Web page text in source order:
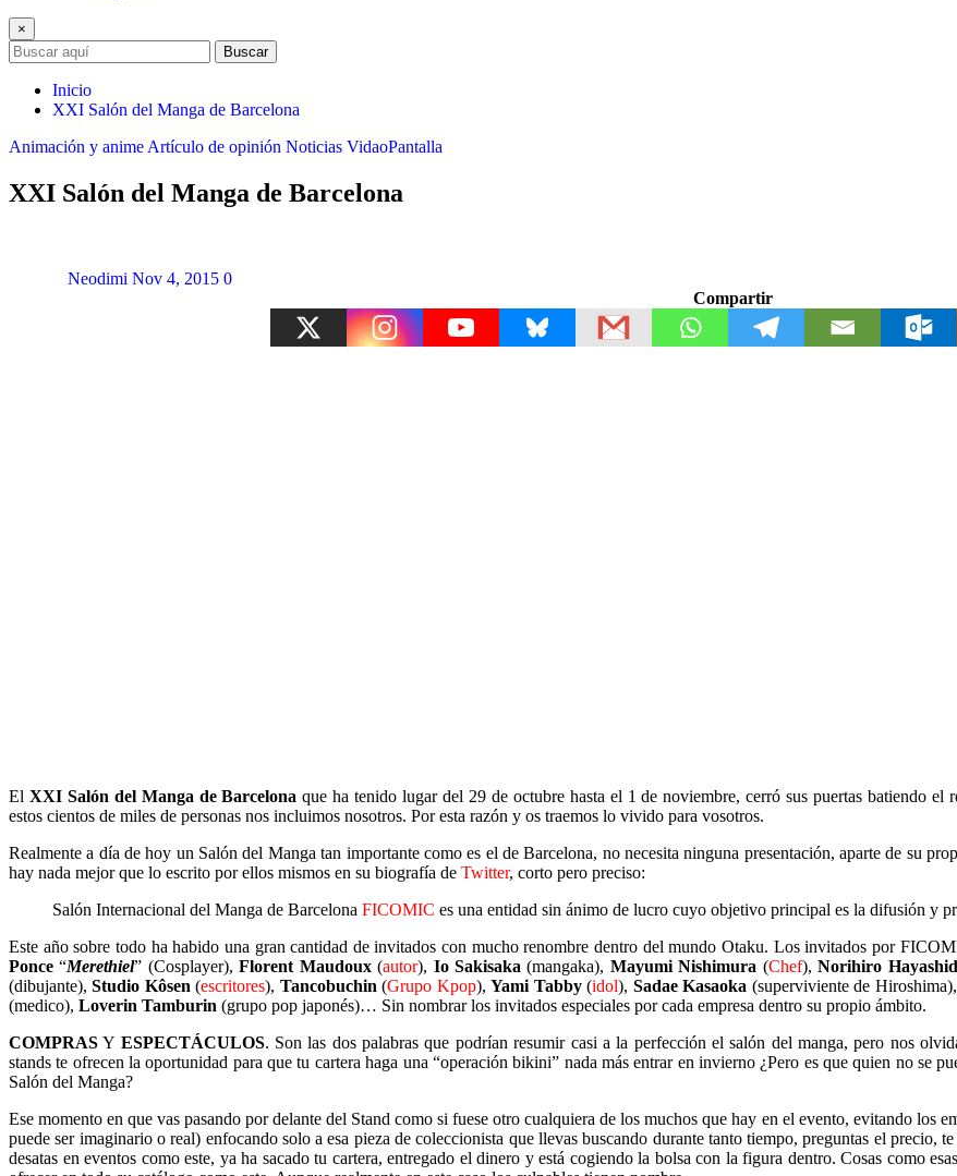
×
Buscar
Inicio
XXI Salón del Manga de Barcelona
Animación y anime Artículo de opinión Noticias VidaoPantalla
XXI Salón del Manga de Barcelona
Neodimi Nov 4, 2015 0
Compartir
El XXI Salón del Manga de Barcelona que ha tenido lugar del 29 de octubre hasta el 1 de noviembre, cerró sus puertas batiendo el
estos cientos de miles de personas nos incluimos nosotros. Por esta razón y os traemos lo vivido para vosotros.
Realmente a día de hoy un Salón del Manga tan importante como es el de Barcelona, no necesita ninguna presentación, aparte de su
hay nada mejor que lo escrito por ellos mismos en su biografía de Twitter, corto pero preciso:
Salón Internacional del Manga de Barcelona FICOMIC es una entidad sin ánimo de lucro cuyo objetivo principal es la difusión y
Este año sobre todo ha habido una gran cantidad de invitados con mucho renombre dentro del mundo Otaku. Los invitados por
Ponce “Merethiel” (Cosplayer),Florent Maudoux(autor), Io Sakisaka (mangaka), Mayumi Nishimura (Chef),Norihiro
(dibujante),Studio Kôsen (escritores), Tancobuchin (Grupo Kpop),Yami Tabby(idol), Sadae Kasaoka (superviviente de Hiroshima),
(medico), Loverin Tamburin (grupo pop japonés)… Sin nombrar los invitados especiales por cada empresa dentro su propio ámbito.
COMPRAS Y ESPECTÁCULOS. Son las dos palabras que podrían resumir casi a la perfección el salón del manga, pero nos
stands te ofrecen la oportunidad para que tu cartera haga una “operación bikini” nada más entrar en invierno ¿Pero es que quien no se
Salón del Manga?
Ese momento en que vas pasando por delante del Stand como si fuese otro cualquiera de los muchos que hay en el evento, evitando los
puede ser imaginario o real) enfocando solo a esa pieza de coleccionista que llevas buscando durante tanto tiempo, preguntas el precio,
desatas en eventos como este, ya ha sacado tu cartera, entregado el dinero y está cogiendo la bolsa con la figura dentro. Cosas como